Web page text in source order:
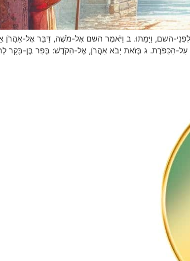
השם, וַיָּמֻתוּ. ב וַיֹּאמֶר השם אֶל-מֹשֶׁה, דַּבֵּר אֶל-
הַכַּפֹּרֶת. ג בְּזֹאת יָבֹא אַהֲרֹן, אֶל-הַקֹּדֶשׁ: בְּפַר בֶּן-בָּקָר